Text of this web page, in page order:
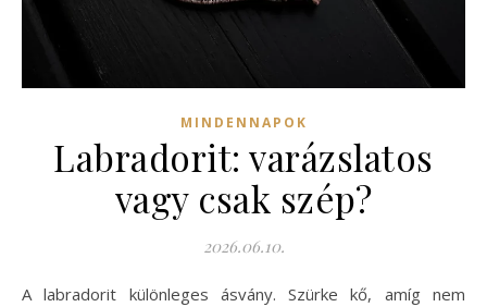
MINDENNAPOK
Labradorit: varázslatos
vagy csak szép?
2026.06.10.
A labradorit különleges ásvány. Szürke kő, amíg nem